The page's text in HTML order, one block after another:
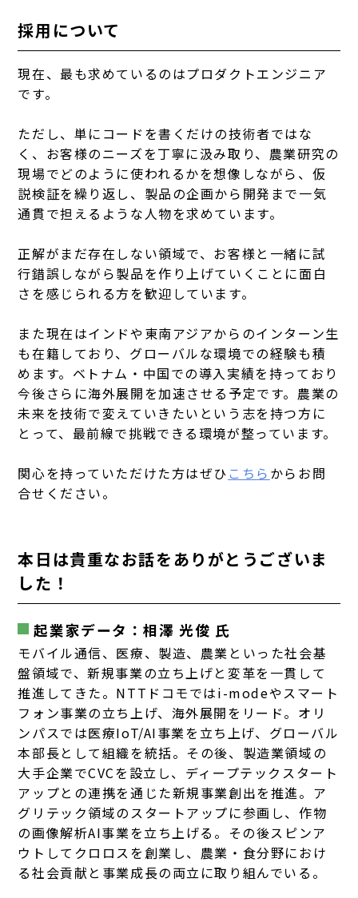
採用について
現在、最も求めているのはプロダクトエンジニア
です。
ただし、単にコードを書くだけの技術者ではな
く、お客様のニーズを丁寧に汲み取り、農業研究の
現場でどのように使われるかを想像しながら、仮
説検証を繰り返し、製品の企画から開発まで一気
通貫で担えるような人物を求めています。
正解がまだ存在しない領域で、お客様と一緒に試
行錯誤しながら製品を作り上げていくことに面白
さを感じられる方を歓迎しています。
また現在はインドや東南アジアからのインターン生
も在籍しており、グローバルな環境での経験も積
めます。ベトナム・中国での導入実績を持っており
今後さらに海外展開を加速させる予定です。農業の
未来を技術で変えていきたいという志を持つ方に
とって、最前線で挑戦できる環境が整っています。
関心を持っていただけた方はぜひ こちら からお問
合せください。
本日は貴重なお話をありがとうございま
した！
起業家データ：相澤 光俊 氏
モバイル通信、医療、製造、農業といった社会基
盤領域で、新規事業の立ち上げと変革を一貫して
推進してきた。NTTドコモではi-modeやスマート
フォン事業の立ち上げ、海外展開をリード。オリ
ンパスでは医療IoT/AI事業を立ち上げ、グローバル
本部長として組織を統括。 その後、製造業領域の
大手企業でCVCを設立し、ディープテックスタート
アップとの連携を通じた新規事業創出を推進。ア
グリテック領域のスタートアップに参画し、作物
の画像解析AI事業を立ち上げる。その後スピンア
ウトしてクロロスを創業し、農業・食分野におけ
る社会貢献と事業成長の両立に取り組んでいる。